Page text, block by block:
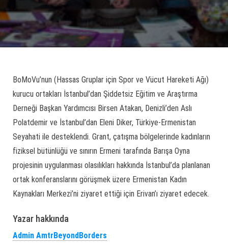
BoMoVu’nun (Hassas Gruplar için Spor ve Vücut Hareketi Ağı)
kurucu ortakları İstanbul’dan Şiddetsiz Eğitim ve Araştırma
Derneği Başkan Yardımcısı Birsen Atakan, Denizli’den Aslı
Polatdemir ve İstanbul’dan Eleni Diker, Türkiye-Ermenistan
Seyahati ile desteklendi. Grant, çatışma bölgelerinde kadınların
fiziksel bütünlüğü ve sınırın Ermeni tarafında Barışa Oyna
projesinin uygulanması olasılıkları hakkında İstanbul’da planlanan
ortak konferanslarını görüşmek üzere Ermenistan Kadın
Kaynakları Merkezi’ni ziyaret ettiği için Erivan’ı ziyaret edecek.
Yazar hakkında
Admin AmtrBeyondBorders